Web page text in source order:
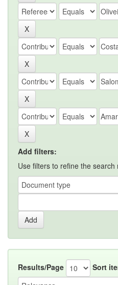
Add filters:
Use filters to refine the search
Results/Page Sort